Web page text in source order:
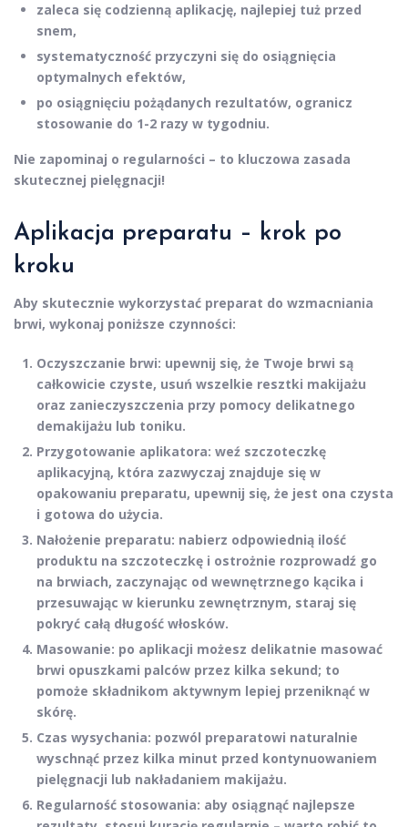
zaleca się codzienną aplikację, najlepiej tuż przed
snem,
systematyczność przyczyni się do osiągnięcia
optymalnych efektów,
po osiągnięciu pożądanych rezultatów, ogranicz
stosowanie do 1-2 razy w tygodniu.
Nie zapominaj o regularności – to kluczowa zasada
skutecznej pielęgnacji!
Aplikacja preparatu – krok po
kroku
Aby skutecznie wykorzystać preparat do wzmacniania
brwi, wykonaj poniższe czynności:
Oczyszczanie brwi: upewnij się, że Twoje brwi są
całkowicie czyste, usuń wszelkie resztki makijażu
oraz zanieczyszczenia przy pomocy delikatnego
demakijażu lub toniku.
Przygotowanie aplikatora: weź szczoteczkę
aplikacyjną, która zazwyczaj znajduje się w
opakowaniu preparatu, upewnij się, że jest ona czysta
i gotowa do użycia.
Nałożenie preparatu: nabierz odpowiednią ilość
produktu na szczoteczkę i ostrożnie rozprowadź go
na brwiach, zaczynając od wewnętrznego kącika i
przesuwając w kierunku zewnętrznym, staraj się
pokryć całą długość włosków.
Masowanie: po aplikacji możesz delikatnie masować
brwi opuszkami palców przez kilka sekund; to
pomoże składnikom aktywnym lepiej przeniknąć w
skórę.
Czas wysychania: pozwól preparatowi naturalnie
wyschnąć przez kilka minut przed kontynuowaniem
pielęgnacji lub nakładaniem makijażu.
Regularność stosowania: aby osiągnąć najlepsze